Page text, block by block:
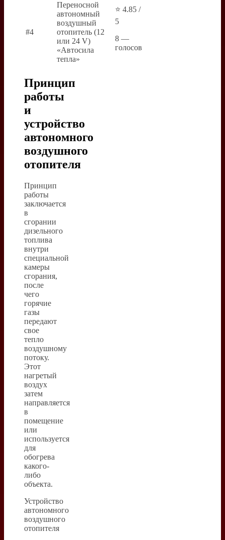
#4
Переносной
автономный
воздушный
отопитель (12
или 24 V)
«Автосила
тепла»
⭐ 4.85 /
5
8 —
голосов
Принцип
работы
и
устройство
автономного
воздушного
отопителя
Принцип
работы
заключается
в
сгорании
дизельного
топлива
внутри
специальной
камеры
сгорания,
после
чего
горячие
газы
передают
свое
тепло
воздушному
потоку.
Этот
нагретый
воздух
затем
направляется
в
помещение
или
используется
для
обогрева
какого-
либо
объекта.
Устройство
автономного
воздушного
отопителя